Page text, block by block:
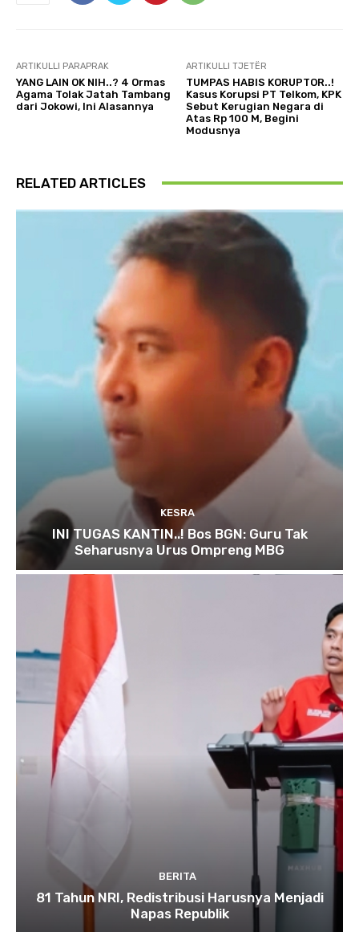
ARTIKULLI PARAPRAK
YANG LAIN OK NIH..? 4 Ormas
Agama Tolak Jatah Tambang
dari Jokowi, Ini Alasannya
ARTIKULLI TJETËR
TUMPAS HABIS KORUPTOR..!
Kasus Korupsi PT Telkom, KPK
Sebut Kerugian Negara di
Atas Rp 100 M, Begini
Modusnya
RELATED ARTICLES
KESRA
INI TUGAS KANTIN..! Bos BGN: Guru Tak
Seharusnya Urus Ompreng MBG
BERITA
81 Tahun NRI, Redistribusi Harusnya Menjadi
Napas Republik